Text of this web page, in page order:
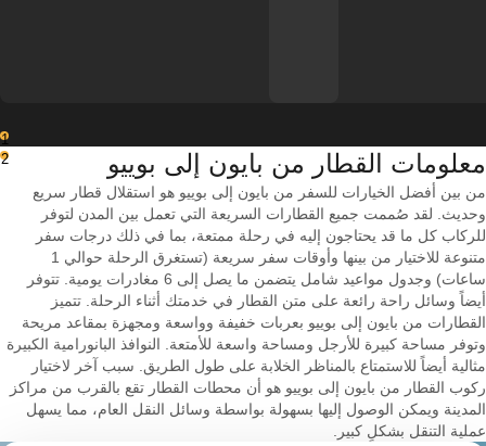
1
2
معلومات القطار من ‎بايون إلى ‎بوييو
من بين أفضل الخيارات للسفر من بايون إلى بوييو هو استقلال قطار سريع
وحديث. لقد صُممت جميع القطارات السريعة التي تعمل بين المدن لتوفر
للركاب كل ما قد يحتاجون إليه في رحلة ممتعة، بما في ذلك درجات سفر
متنوعة للاختيار من بينها وأوقات سفر سريعة (تستغرق الرحلة حوالي 1
ساعات) وجدول مواعيد شامل يتضمن ما يصل إلى 6 مغادرات يومية. تتوفر
أيضاً وسائل راحة رائعة على متن القطار في خدمتك أثناء الرحلة. تتميز
القطارات من بايون إلى بوييو بعربات خفيفة وواسعة ومجهزة بمقاعد مريحة
وتوفر مساحة كبيرة للأرجل ومساحة واسعة للأمتعة. النوافذ البانورامية الكبيرة
مثالية أيضاً للاستمتاع بالمناظر الخلابة على طول الطريق. سبب آخر لاختيار
ركوب القطار من بايون إلى بوييو هو أن محطات القطار تقع بالقرب من مراكز
المدينة ويمكن الوصول إليها بسهولة بواسطة وسائل النقل العام، مما يسهل
عملية التنقل بشكلٍ كبير.